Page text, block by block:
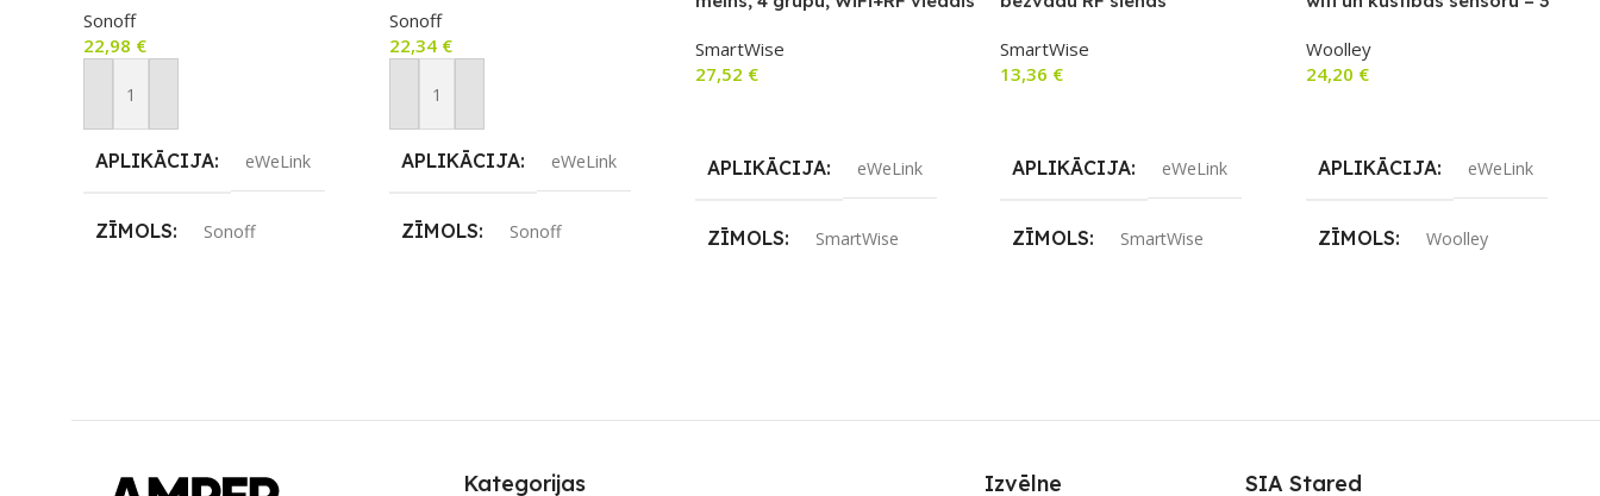
Sonoff
22,98 €
Pievienot Grozam
APLIKĀCIJA eWeLink
ZĪMOLS Sonoff
Sonoff
22,34 €
Pievienot Grozam
APLIKĀCIJA eWeLink
ZĪMOLS Sonoff
vienu strāvu vadu un ar strāvu
+ neitrālu vadu)
SmartWise
27,52 €
APLIKĀCIJA eWeLink
ZĪMOLS SmartWise
SmartWise
13,36 €
APLIKĀCIJA eWeLink
ZĪMOLS SmartWise
Woolley
24,20 €
APLIKĀCIJA eWeLink
ZĪMOLS Woolley
SKAITS
Kategorijas Izvēlne SIA Stared